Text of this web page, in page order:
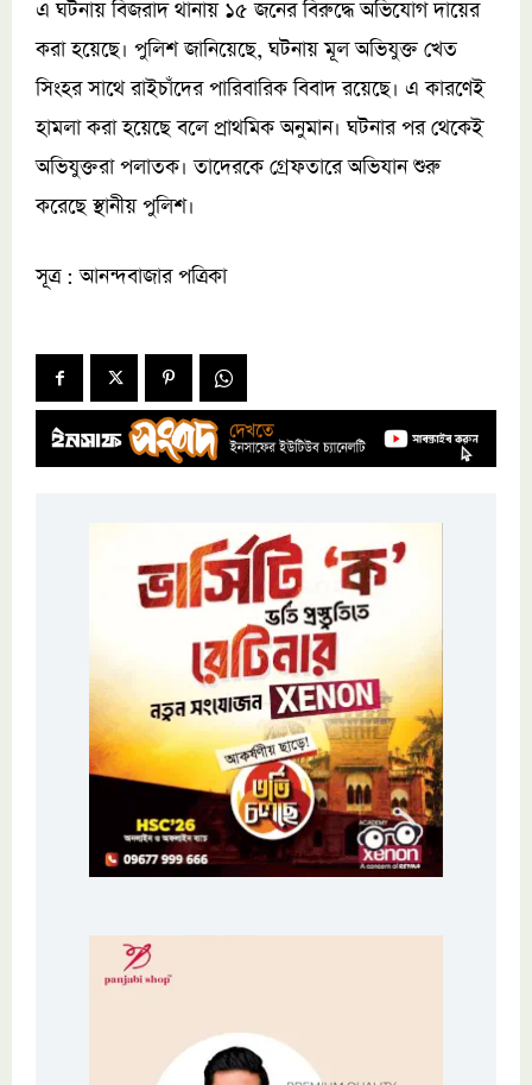
এ ঘটনায় বিজরাদ থানায় ১৫ জনের বিরুদ্ধে অভিযোগ দায়ের
করা হয়েছে। পুলিশ জানিয়েছে, ঘটনায় মূল অভিযুক্ত খেত
সিংহর সাথে রাইচাঁদের পারিবারিক বিবাদ রয়েছে। এ কারণেই
হামলা করা হয়েছে বলে প্রাথমিক অনুমান। ঘটনার পর থেকেই
অভিযুক্তরা পলাতক। তাদেরকে গ্রেফতারে অভিযান শুরু
করেছে স্থানীয় পুলিশ।
সূত্র : আনন্দবাজার পত্রিকা